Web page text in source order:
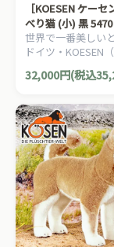
［KOESEN ケー
べり猫 (小) 黒 5470
世界で一番美しい
ドイツ・KOESEN
社）の動物のぬい
らしい表情の猫（
32,000円(税込